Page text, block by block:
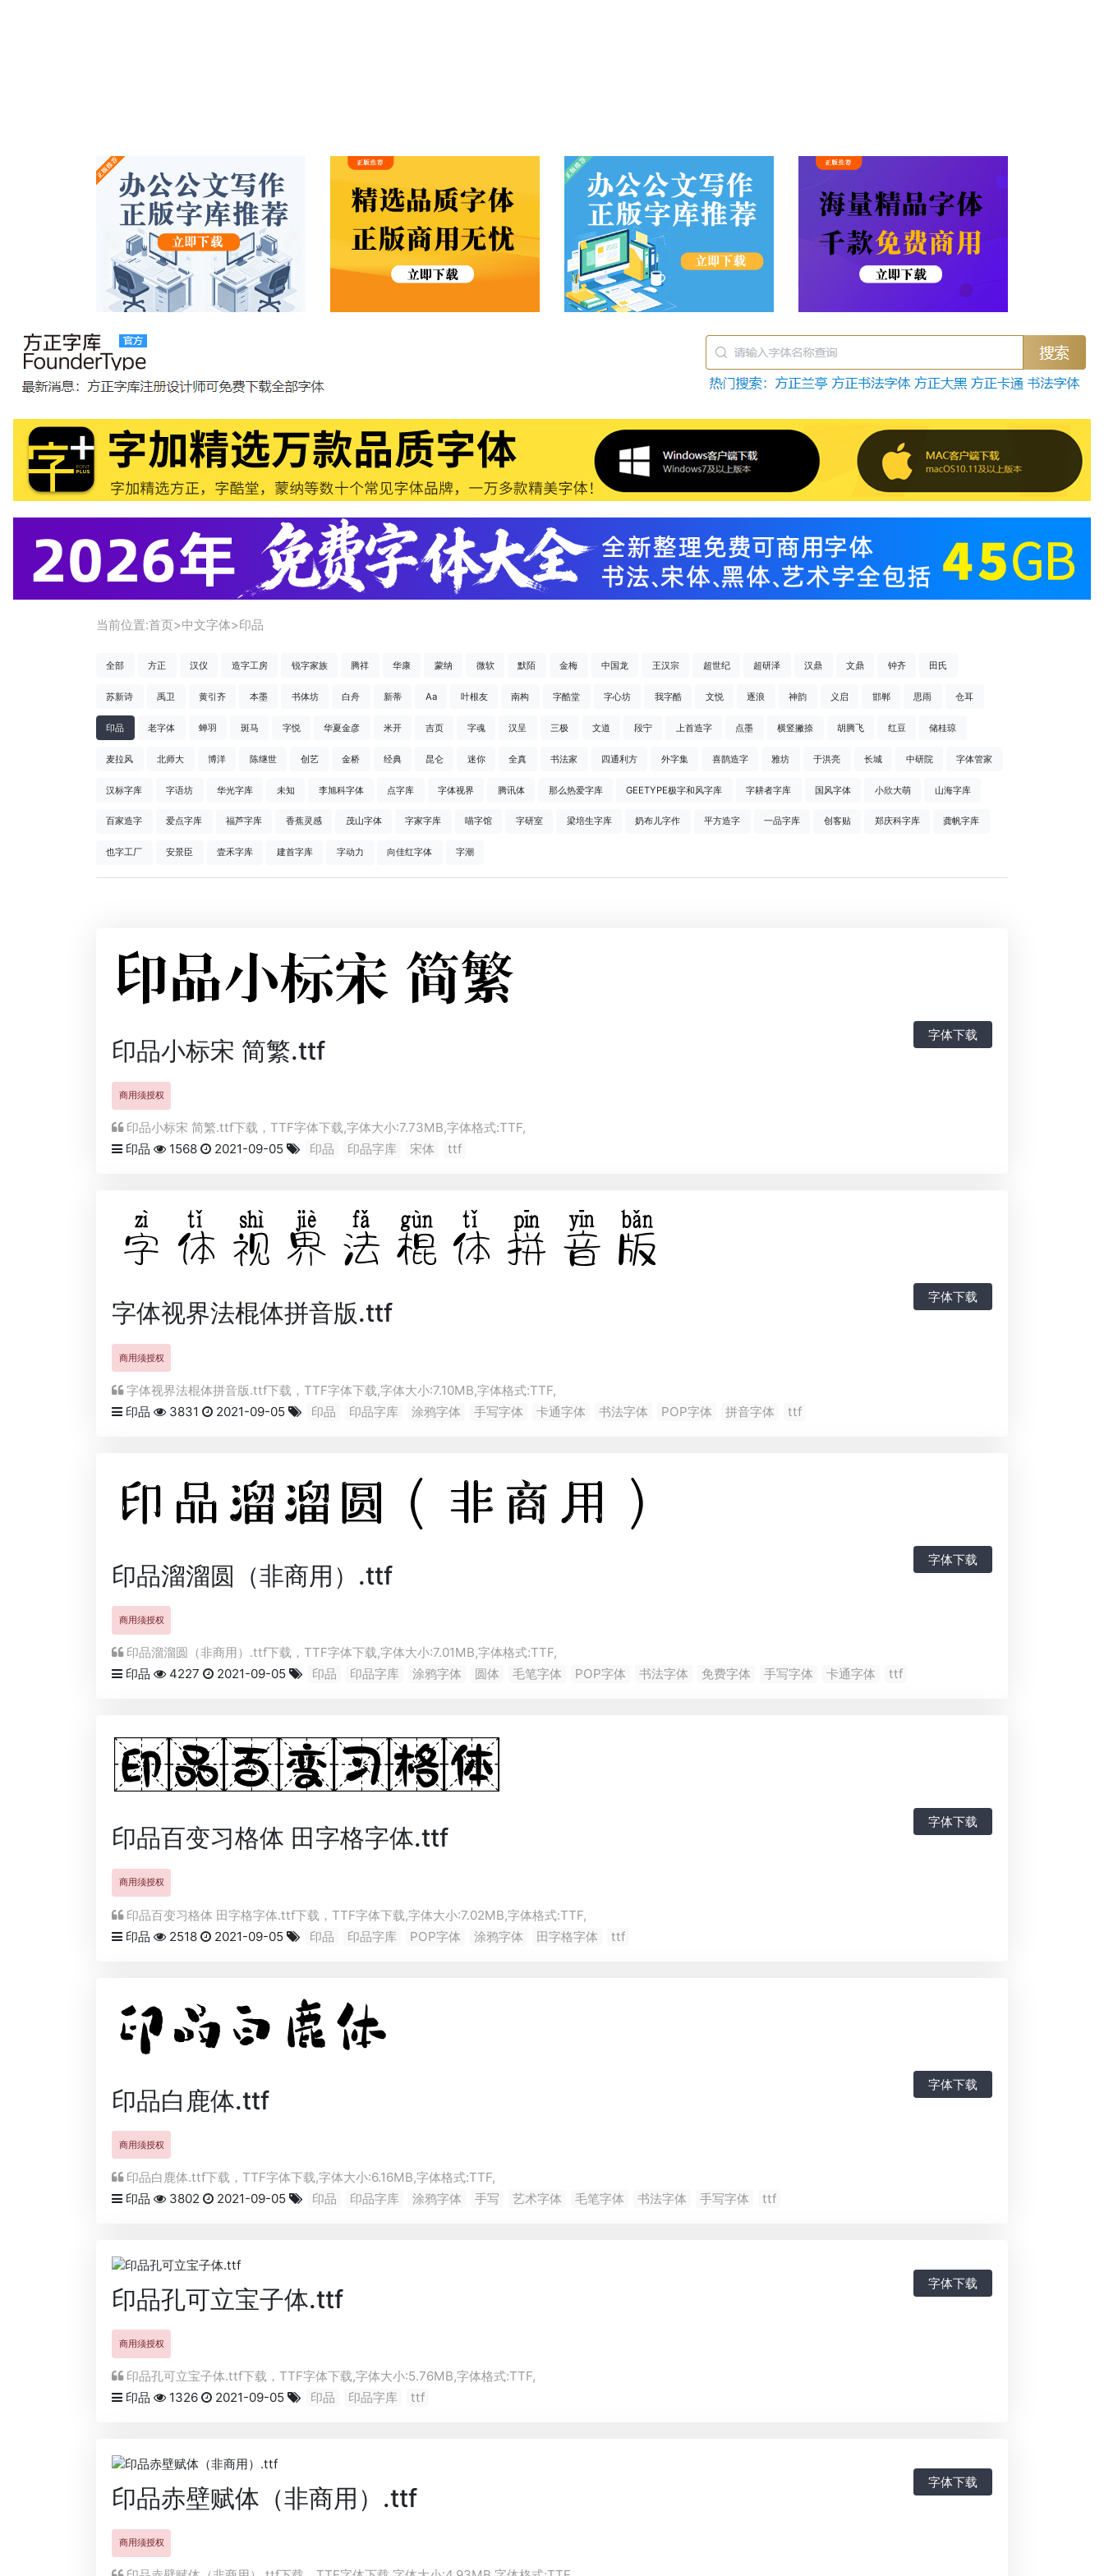
当前位置:首页>中文字体>印品
全部 方正 汉仪 造字工房 锐字家族 腾祥 华康 蒙纳 微软 默陌 金梅 中国龙 王汉宗 超世纪 超研泽 汉鼎 文鼎 钟齐 田氏
苏新诗 禹卫 黄引齐 本墨 书体坊 白舟 新蒂 Aa 叶根友 南构 字酷堂 字心坊 我字酷 文悦 逐浪 神韵 义启 邯郸 思雨 仓耳
印品 老字体 蝉羽 斑马 字悦 华夏金彦 米开 吉页 字魂 汉呈 三极 文道 段宁 上首造字 点墨 横竖撇捺 胡腾飞 红豆 储桂琼
麦拉风 北师大 博洋 陈继世 创艺 金桥 经典 昆仑 迷你 全真 书法家 四通利方 外字集 喜鹊造字 雅坊 于洪亮 长城 中研院 字体管家
汉标字库 字语坊 华光字库 未知 李旭科字体 点字库 字体视界 腾讯体 那么热爱字库 GEETYPE极字和风字库 字耕者字库 国风字体 小欣大萌 山海字库
百家造字 爱点字库 福芦字库 香蕉灵感 茂山字体 字家字库 喵字馆 字研室 梁培生字库 奶布儿字作 平方造字 一品字库 创客贴 郑庆科字库 龚帆字库
也字工厂 安景臣 壹禾字库 建首字库 字动力 向佳红字体 字潮
印品小标宋 简繁.ttf
字体下载
商用须授权
印品小标宋 简繁.ttf下载， TTF字体下载,字体大小:7.73MB,字体格式:TTF,
印品
1568 2021-09-05 印品 印品字库 宋体 ttf
字体视界法棍体拼音版.ttf
字体下载
商用须授权
字体视界法棍体拼音版.ttf下载， TTF字体下载,字体大小:7.10MB,字体格式:TTF,
印品
3831 2021-09-05 印品 印品字库 涂鸦字体 手写字体 卡通字体 书法字体 POP字体 拼音字体 ttf
印品溜溜圆（非商用）.ttf
字体下载
商用须授权
印品溜溜圆（非商用）.ttf下载， TTF字体下载,字体大小:7.01MB,字体格式:TTF,
印品
4227 2021-09-05 印品 印品字库 涂鸦字体 圆体 毛笔字体 POP字体 书法字体 免费字体 手写字体 卡通字体 ttf
印品百变习格体 田字格字体.ttf
字体下载
商用须授权
印品百变习格体 田字格字体.ttf下载， TTF字体下载,字体大小:7.02MB,字体格式:TTF,
印品
2518 2021-09-05 印品 印品字库 POP字体 涂鸦字体 田字格字体 ttf
印品白鹿体.ttf
字体下载
商用须授权
印品白鹿体.ttf下载， TTF字体下载,字体大小:6.16MB,字体格式:TTF,
印品
3802 2021-09-05 印品 印品字库 涂鸦字体 手写 艺术字体 毛笔字体 书法字体 手写字体 ttf
印品孔可立宝子体.ttf
字体下载
商用须授权
印品孔可立宝子体.ttf下载， TTF字体下载,字体大小:5.76MB,字体格式:TTF,
印品
1326 2021-09-05 印品 印品字库 ttf
印品赤壁赋体（非商用）.ttf
字体下载
商用须授权